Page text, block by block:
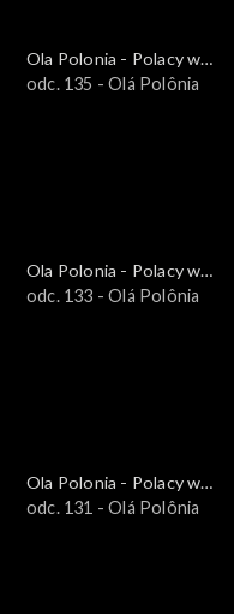
Ola Polonia - Polacy w
Brazylii i Ameryce
odc. 135 - Olá Polônia
Ola Polonia - Polacy w
Brazylii i Ameryce
odc. 133 - Olá Polônia
Ola Polonia - Polacy w
Brazylii i Ameryce
odc. 131 - Olá Polônia